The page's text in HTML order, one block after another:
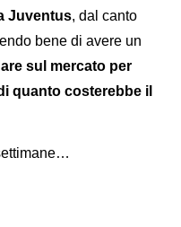
Juventus, dal canto
bene di avere un
sul mercato per
quanto costerebbe il